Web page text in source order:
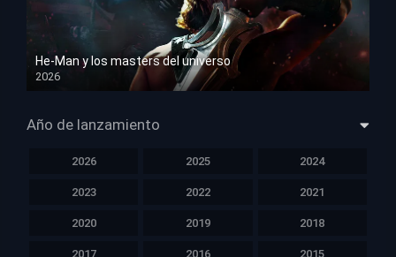
He-Man y los masters del universo
2026
HD 1080p
Año de lanzamiento
2026 2025 2024
2023 2022 2021
2020 2019 2018
2017 2016 2015